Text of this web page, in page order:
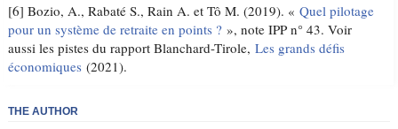
[6] Bozio, A., Rabaté S., Rain A. et Tô M. (2019). «Quel pilotage
pour un système de retraite en points ? », note IPP n° 43. Voir
aussi les pistes du rapport Blanchard-Tirole,Les grands défis
économiques (2021).
THE AUTHOR